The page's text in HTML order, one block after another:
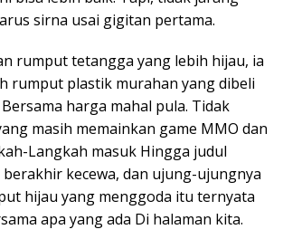
sirna usai gigitan pertama.
rumput tetangga yang lebih hijau, ia
rumput plastik murahan yang dibeli
harga mahal pula. Tidak
masih memainkan game MMO dan
Langkah masuk Hingga judul
kecewa, dan ujung-ujungnya
hijau yang menggoda itu ternyata
apa yang ada Di halaman kita.